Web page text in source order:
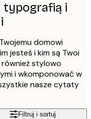
typografią i
domowi
jesteś i kim są Twoi
stylowo
i wkomponować w
nasze cytaty
Filtruj i sortuj